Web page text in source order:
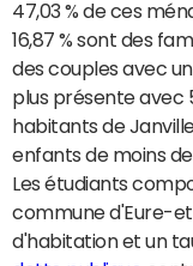
47,03 % de ces
16,87 % sont des
des couples avec
plus présente avec
habitants de
enfants de moins de
Les étudiants
commune d'Eure-et-
d'habitation et un